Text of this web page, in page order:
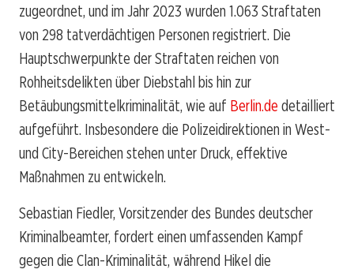
zugeordnet, und im Jahr 2023 wurden 1.063 Straftaten
von 298 tatverdächtigen Personen registriert. Die
Hauptschwerpunkte der Straftaten reichen von
Rohheitsdelikten über Diebstahl bis hin zur
Betäubungsmittelkriminalität, wie auf Berlin.de detailliert
aufgeführt. Insbesondere die Polizeidirektionen in West-
und City-Bereichen stehen unter Druck, effektive
Maßnahmen zu entwickeln.
Sebastian Fiedler, Vorsitzender des Bundes deutscher
Kriminalbeamter, fordert einen umfassenden Kampf
gegen die Clan-Kriminalität, während Hikel die